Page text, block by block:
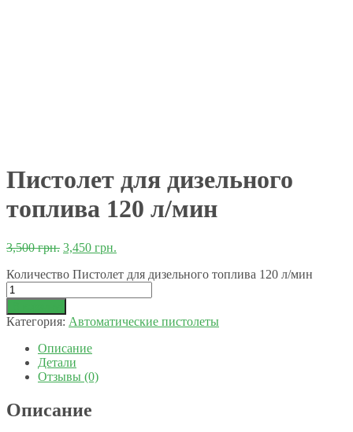
Пистолет для дизельного
топлива 120 л/мин
3,500грн. 3,450 грн.
Количество Пистолет для дизельного топлива 120 л/мин
Категория: Автоматические пистолеты
Описание
Детали
Отзывы (0)
Описание